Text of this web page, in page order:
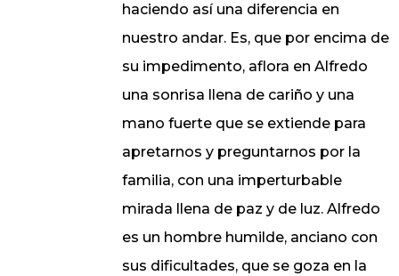
haciendo así una diferencia en
nuestro andar. Es, que por encima de
su impedimento, aflora en Alfredo
una sonrisa llena de cariño y una
mano fuerte que se extiende para
apretarnos y preguntarnos por la
familia, con una imperturbable
mirada llena de paz y de luz. Alfredo
es un hombre humilde, anciano con
sus dificultades, que se goza en la